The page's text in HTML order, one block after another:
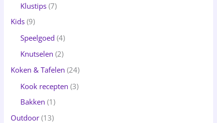
Klustips (7)
Kids (9)
Speelgoed (4)
Knutselen (2)
Koken & Tafelen (24)
Kook recepten (3)
Bakken (1)
Outdoor (13)